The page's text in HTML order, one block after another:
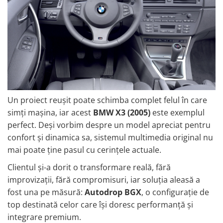
Mitsubishi
Land Rover
Mazda
Honda
Citroen
Isuzu
Chrysler
Subaru
Smart
Rame adaptoare Mazda
Rame adaptoare Kia
Rame adaptoare Alfa Romeo
Rame adaptoare Nissan
Rame adaptoare Fiat
Rame adaptoare Hyundai
Rame adaptoare Chevrolet
Rame adaptoare Mitsubishi
Rame adaptoare Jeep
Un proiect reușit poate schimba complet felul în care
simți mașina, iar acest BMW X3 (2005) este exemplul
perfect. Deși vorbim despre un model apreciat pentru
confort și dinamica sa, sistemul multimedia original nu
mai poate ține pasul cu cerințele actuale.
Clientul și-a dorit o transformare reală, fără
improvizații, fără compromisuri, iar soluția aleasă a
fost una pe măsură: Autodrop BGX, o configurație de
top destinată celor care își doresc performanță și
integrare premium.